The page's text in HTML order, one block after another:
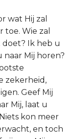
wat Hij zal
toe. Wie zal
doet? Ik heb u
Mij horen?
zekerheid,
Geef Mij
Mij, laat u
kon meer
en toch